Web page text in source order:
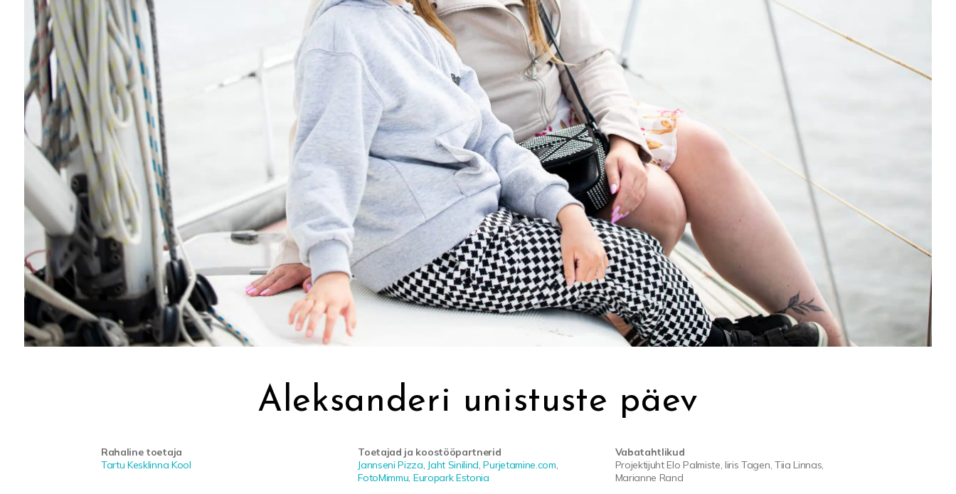
Aleksanderi unistuste päev
Rahaline toetaja
Tartu Kesklinna Kool
Toetajad ja koostööpartnerid
Jannseni Pizza, Jaht Sinilind,Purjetamine.com,
FotoMimmu, Europark Estonia
Vabatahtlikud
Projektijuht Elo Palmiste, Iiris Tagen, Tiia Linnas,
Marianne Rand